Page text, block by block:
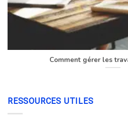
Comment gérer les
RESSOURCES UTILES